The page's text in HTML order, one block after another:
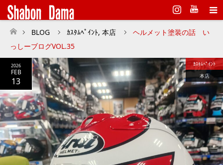
Instagram
ホーム
BLOG ｶｽﾀﾑﾍﾟｲﾝﾄ, 本店
ヘルメット塗装の話 い
っしーブログVOL.35
2026
FEB
13
ｶｽﾀﾑﾍﾟｲﾝﾄ
本店